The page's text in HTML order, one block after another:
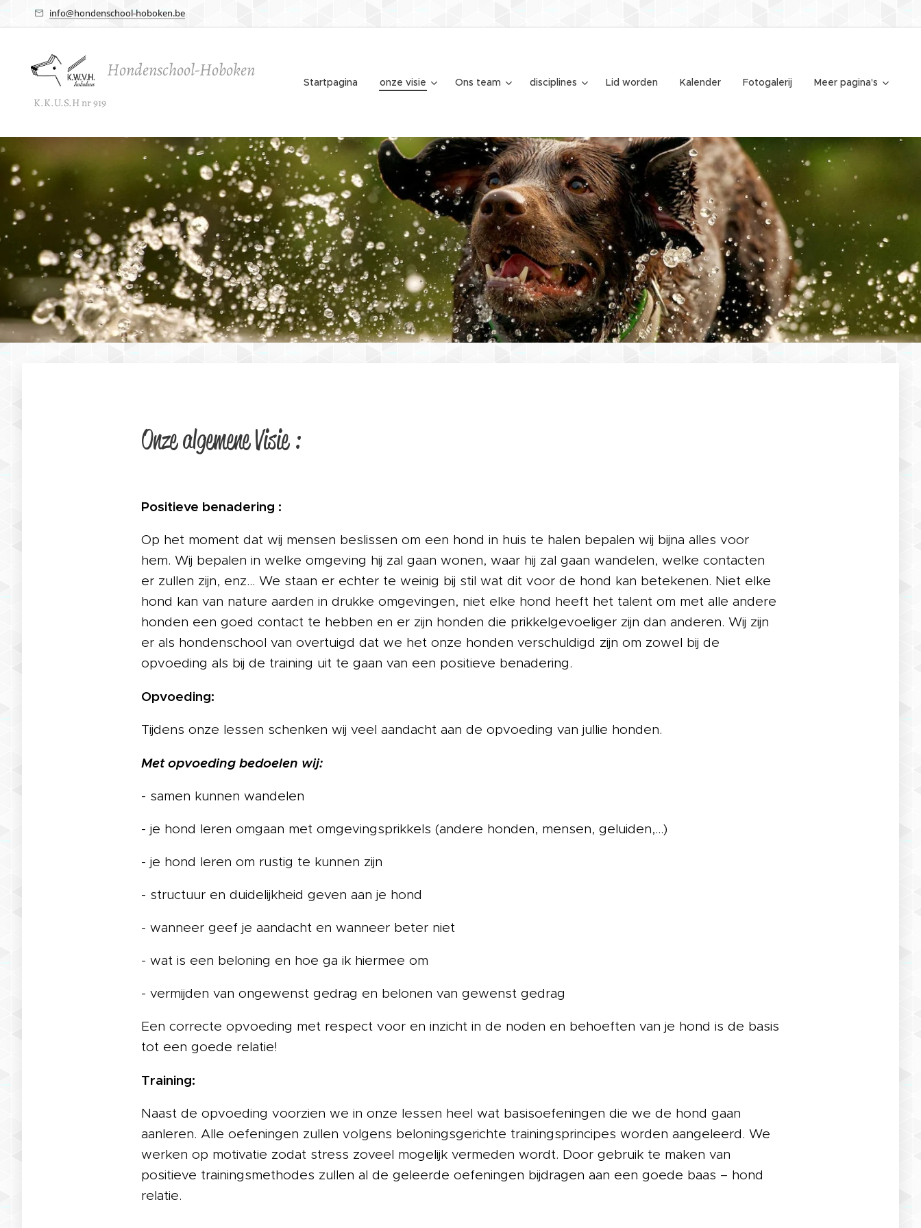
info@hondenschool-hoboken.be
Hondenschool-Hoboken
K.K.U.S.H nr 919
Startpagina onze visie Ons team disciplines Lid worden Kalender Fotogalerij Meer pagina's
Onze algemene Visie :
Positieve benadering :
Op het moment dat wij mensen beslissen om een hond in huis te halen bepalen wij bijna alles voor
hem. Wij bepalen in welke omgeving hij zal gaan wonen, waar hij zal gaan wandelen, welke contacten
er zullen zijn, enz… We staan er echter te weinig bij stil wat dit voor de hond kan betekenen. Niet elke
hond kan van nature aarden in drukke omgevingen, niet elke hond heeft het talent om met alle andere
honden een goed contact te hebben en er zijn honden die prikkelgevoeliger zijn dan anderen. Wij zijn
er als hondenschool van overtuigd dat we het onze honden verschuldigd zijn om zowel bij de
opvoeding als bij de training uit te gaan van een positieve benadering.
Opvoeding:
Tijdens onze lessen schenken wij veel aandacht aan de opvoeding van jullie honden.
Met opvoeding bedoelen wij:
- samen kunnen wandelen
- je hond leren omgaan met omgevingsprikkels (andere honden, mensen, geluiden,…)
- je hond leren om rustig te kunnen zijn
- structuur en duidelijkheid geven aan je hond
- wanneer geef je aandacht en wanneer beter niet
- wat is een beloning en hoe ga ik hiermee om
- vermijden van ongewenst gedrag en belonen van gewenst gedrag
Een correcte opvoeding met respect voor en inzicht in de noden en behoeften van je hond is de basis
tot een goede relatie!
Training:
Naast de opvoeding voorzien we in onze lessen heel wat basisoefeningen die we de hond gaan
aanleren. Alle oefeningen zullen volgens beloningsgerichte trainingsprincipes worden aangeleerd. We
werken op motivatie zodat stress zoveel mogelijk vermeden wordt. Door gebruik te maken van
positieve trainingsmethodes zullen al de geleerde oefeningen bijdragen aan een goede baas – hond
relatie.